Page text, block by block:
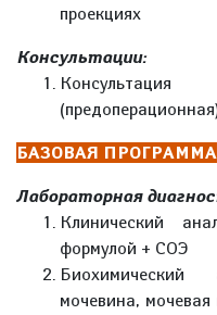
проекциях
Консультации:
БАЗОВАЯ ПРОГРАММА
Лабораторная
Клинический
формулой + СОЭ
мочевина,